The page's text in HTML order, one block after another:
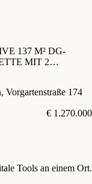
137 M² DG-
MIT 2
PAARE
Vorgartenstraße 174
€ 1.270.000
Tools an einem Ort.